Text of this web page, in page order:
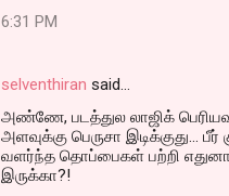
6:31 PM
selventhiran said…
அண்ணே, படத்துல லாஜிக்
அளவுக்கு பெருசா இடிக்குது... பீர்
வளர்ந்த தொப்பைகள் பற்றி எதுனா
இருக்கா?!